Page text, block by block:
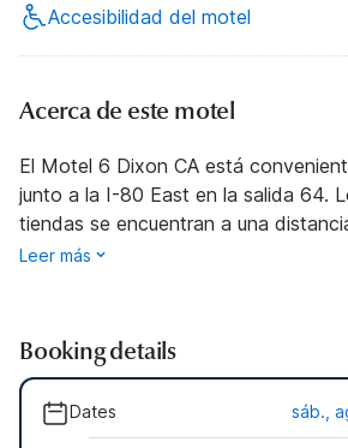
Accesibilidad del motel
Acerca de este motel
El Motel 6 Dixon CA está
junto a la I-80 East en la salida 64.
tiendas se encuentran a una
Leer más
Booking details
Dates sáb.,